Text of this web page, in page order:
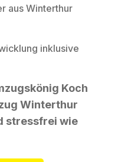
aus Winterthur
inklusive
Koch
Winterthur
stressfrei wie